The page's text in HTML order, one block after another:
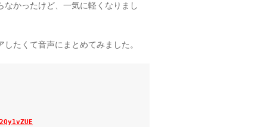
かったけど、一気に軽くなりまし
たくて音声にまとめてみました。